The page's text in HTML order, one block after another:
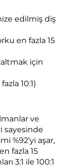
edilmiş diş
en fazla 15
için
10:1)
ve
sayesinde
%92’yi aşar,
fazla 15
3:1 ile 100:1